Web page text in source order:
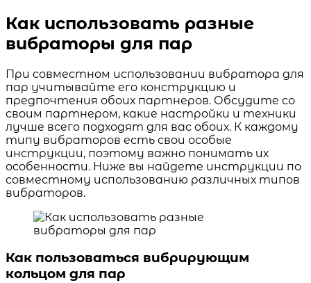
Как использовать разные
вибраторы для пар
При совместном использовании вибратора для
пар учитывайте его конструкцию и
предпочтения обоих партнеров. Обсудите со
своим партнером, какие настройки и техники
лучше всего подходят для вас обоих. К каждому
типу вибраторов есть свои особые
инструкции, поэтому важно понимать их
особенности. Ниже вы найдете инструкции по
совместному использованию различных типов
вибраторов.
Как пользоваться вибрирующим
кольцом для пар